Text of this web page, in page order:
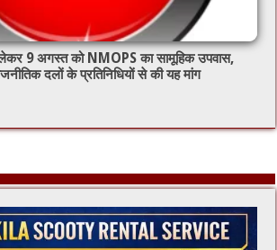
लेकर 9 अगस्त को NMOPS का सामूहिक उपवास,
दलों के प्रतिनिधियों से की यह मांग